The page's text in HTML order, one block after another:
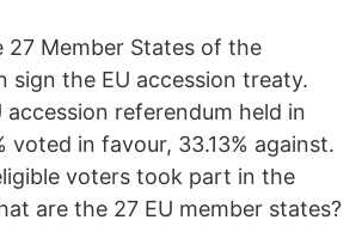
27 Member States of the
sign the EU accession treaty.
accession referendum held in
voted in favour, 33.13% against.
voters took part in the
are the 27 EU member states?